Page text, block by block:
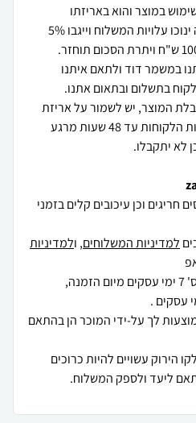
במוצר והוא באריזתו
המקורית, עבור ביטול העסקה ינוכו עלויות המשלוח וייגבו 5%
במשמר דוד ולתאם איתנו
המוצר, יש לשמור על אריזת
המוצר המקורית ולדווח לשירות הלקוחות עד 48 שעות מרגע
לא יתקבלו.
חריגים וכן עיכובים קלים בזמני
למדיניות המשלוחים, ולמדיניות
לך על-ידי המוכר הן בהתאם
הירוק עשויים להיות כרוכים
ליעד ולספק המשלוח.